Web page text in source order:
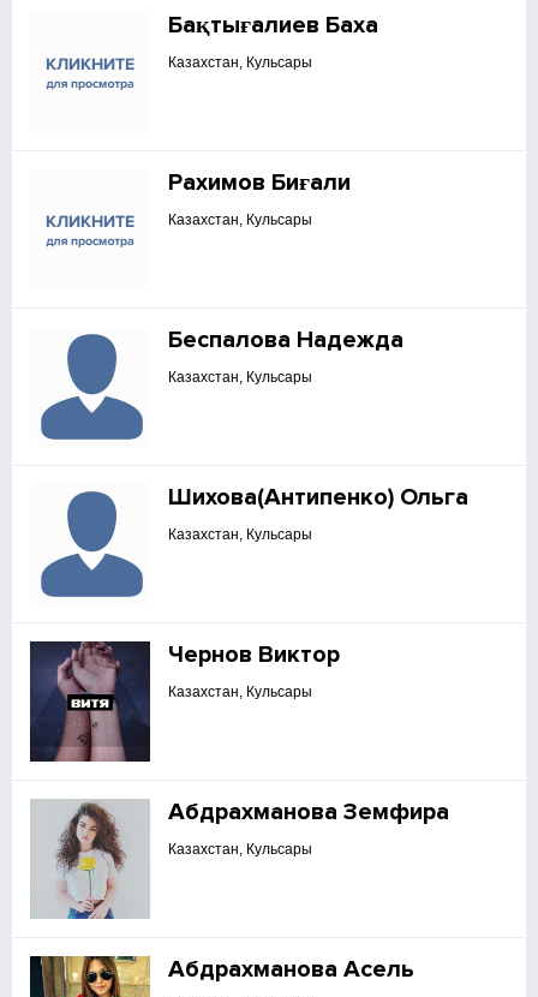
Бақтығалиев Баха
Казахстан, Кульсары
Рахимов Биғали
Казахстан, Кульсары
Беспалова Надежда
Казахстан, Кульсары
Шихова(Антипенко) Ольга
Казахстан, Кульсары
Чернов Виктор
Казахстан, Кульсары
Абдрахманова Земфира
Казахстан, Кульсары
Абдрахманова Асель